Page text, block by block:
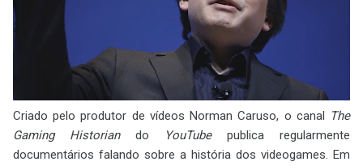
Criado pelo produtor de vídeos Norman Caruso, o canal The
Gaming Historiando YouTubepublica regularmente
documentários falando sobre a história dos videogames. Em